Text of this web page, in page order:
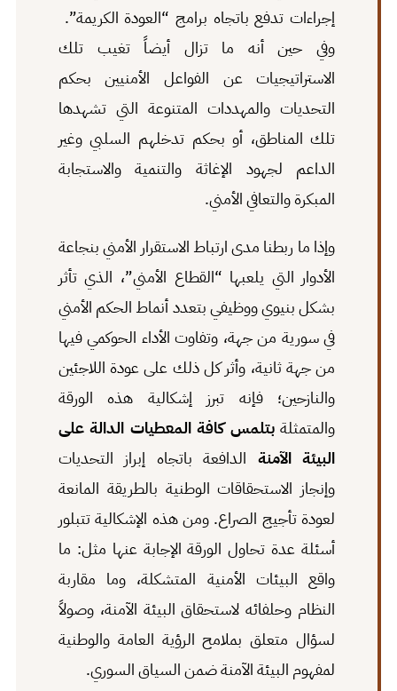
إجراءات تدفع باتجاه برامج “العودة الكريمة”.
وفي حين أنه ما تزال أيضاً تغيب تلك
الاستراتيجيات عن الفواعل الأمنيين بحكم
التحديات والمهددات المتنوعة التي تشهدها
تلك المناطق، أو بحكم تدخلهم السلبي وغير
الداعم لجهود الإغاثة والتنمية والاستجابة
المبكرة والتعافي الأمني.
وإذا ما ربطنا مدى ارتباط الاستقرار الأمني بنجاعة
الأدوار التي يلعبها “القطاع الأمني”، الذي تأثر
بشكل بنيوي ووظيفي بتعدد أنماط الحكم الأمني
في سورية من جهة، وتفاوت الأداء الحوكمي فيها
من جهة ثانية، وأثر كل ذلك على عودة اللاجئين
والنازحين؛ فإنه تبرز إشكالية هذه الورقة
والمتمثلةبتلمس كافة المعطيات الدالة على
البيئة الآمنة الدافعة باتجاه إبراز التحديات
وإنجاز الاستحقاقات الوطنية بالطريقة المانعة
لعودة تأجيج الصراع. ومن هذه الإشكالية تتبلور
أسئلة عدة تحاول الورقة الإجابة عنها مثل: ما
واقع البيئات الأمنية المتشكلة، وما مقاربة
النظام وحلفائه لاستحقاق البيئة الآمنة، وصولاً
لسؤال متعلق بملامح الرؤية العامة والوطنية
لمفهوم البيئة الآمنة ضمن السياق السوري.